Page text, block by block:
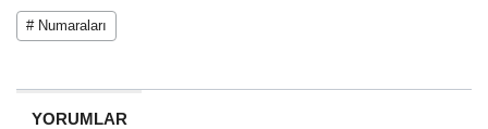
# Numaraları
YORUMLAR